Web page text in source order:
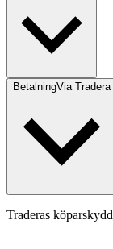
BetalningVia Tradera
Traderas köparskydd